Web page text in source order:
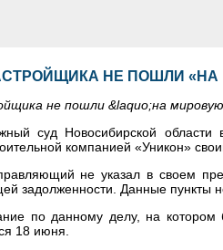
НЕ ПОШЛИ
не пошли &laquo;на
суд Новосибирской
компанией «Уникон»
не указал в своем
задолженности. Данные пункты
по данному делу, на котором
18 июня.